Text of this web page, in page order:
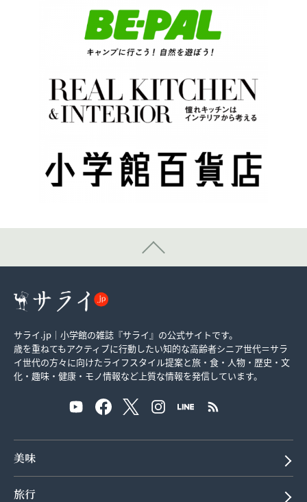
サライ.jp｜小学館の雑誌『サライ』の公式サイトです。
歳を重ねてもアクティブに行動したい知的な高齢者シニア世代＝サラ
イ世代の方々に向けたライフスタイル提案と旅・食・人物・歴史・文
化・趣味・健康・モノ情報など上質な情報を発信しています。
美味
旅行